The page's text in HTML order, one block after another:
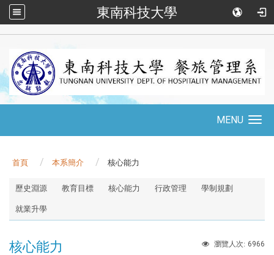
東南科技大學
navigation
MENU
首頁 本系簡介 核心能力
歷史淵源 教育目標 核心能力 行政管理 學制規劃
就業升學
瀏覽人次: 6966
核心能力